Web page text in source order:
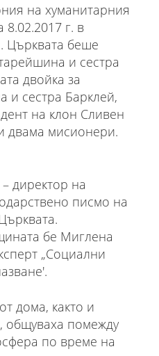
на хуманитарния
8.02.2017 г. в
Църквата беше
и сестра
двойка за
и сестра Барклей,
на клон Сливен
двама мисионери.
директор на
писмо на
бе Миглена
„Социални
дома, както и
общуваха помежду
по време на